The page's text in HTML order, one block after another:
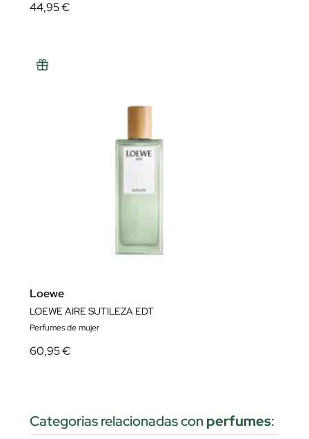
44,95 €
Loewe
LOEWE AIRE SUTILEZA EDT
Perfumes de mujer
60,95 €
Categorias relacionadas conperfumes: